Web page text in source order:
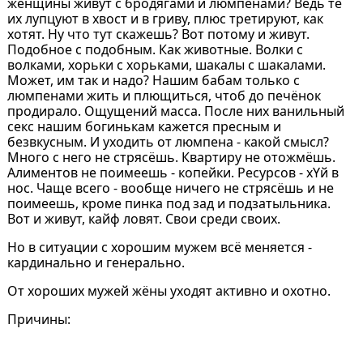
их лупцуют в хвост и в гриву, плюс третируют, как
хотят. Ну что тут скажешь? Вот потому и живут.
Подобное с подобным. Как животные. Волки с
волками, хорьки с хорьками, шакалы с шакалами.
Может, им так и надо? Нашим бабам только с
люмпенами жить и плющиться, чтоб до печёнок
продирало. Ощущений масса. После них ванильный
секс нашим богинькам кажется пресным и
безвкусным. И уходить от люмпена - какой смысл?
Много с него не стрясёшь. Квартиру не отожмёшь.
Алиментов не поимеешь - копейки. Ресурсов - хYй в
нос. Чаще всего - вообще ничего не стрясёшь и не
поимеешь, кроме пинка под зад и подзатыльника.
Вот и живут, кайф ловят. Свои среди своих.
Но в ситуации с хорошим мужем всё меняется -
кардинально и генерально.
От хороших мужей жёны уходят активно и охотно.
Причины: